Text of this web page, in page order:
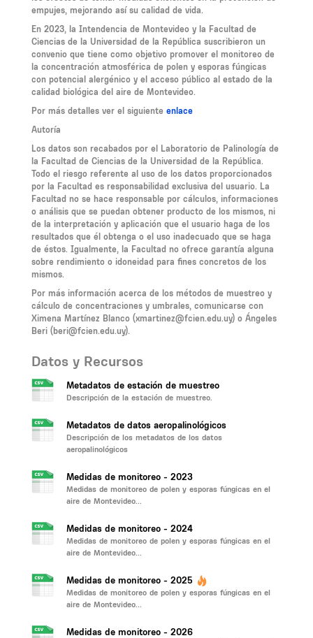
empujes, mejorando así su calidad de vida.
En 2023, la Intendencia de Montevideo y la Facultad de
Ciencias de la Universidad de la República suscribieron un
convenio que tiene como objetivo promover el monitoreo de
la concentración atmosférica de polen y esporas fúngicas
con potencial alergénico y el acceso público al estado de la
calidad biológica del aire de Montevideo.
Por más detalles ver el siguiente enlace
Autoría
Los datos son recabados por el Laboratorio de Palinología de
la Facultad de Ciencias de la Universidad de la República.
Todo el riesgo referente al uso de los datos proporcionados
por la Facultad es responsabilidad exclusiva del usuario. La
Facultad no se hace responsable por cálculos, informaciones
o análisis que se puedan obtener producto de los mismos, ni
de la interpretación y aplicación que el usuario haga de los
resultados que él obtenga o el uso inadecuado que se haga
de éstos. Igualmente, la Facultad no ofrece garantía alguna
sobre rendimiento o idoneidad para fines concretos de los
mismos.
Por más información acerca de los métodos de muestreo y
cálculo de concentraciones y umbrales, comunicarse con
Ximena Martínez Blanco (xmartinez@fcien.edu.uy) o Ángeles
Beri (beri@fcien.edu.uy).
Datos y Recursos
Metadatos de estación de muestreo
Descripción de la estación de muestreo.
Metadatos de datos aeropalinológicos
Descripción de los metadatos de los datos
aeropalinológicos
Medidas de monitoreo - 2023
Medidas de monitoreo de polen y esporas fúngicas en el
aire de Montevideo...
Medidas de monitoreo - 2024
Medidas de monitoreo de polen y esporas fúngicas en el
aire de Montevideo...
Medidas de monitoreo - 2025
Medidas de monitoreo de polen y esporas fúngicas en el
aire de Montevideo...
Medidas de monitoreo - 2026